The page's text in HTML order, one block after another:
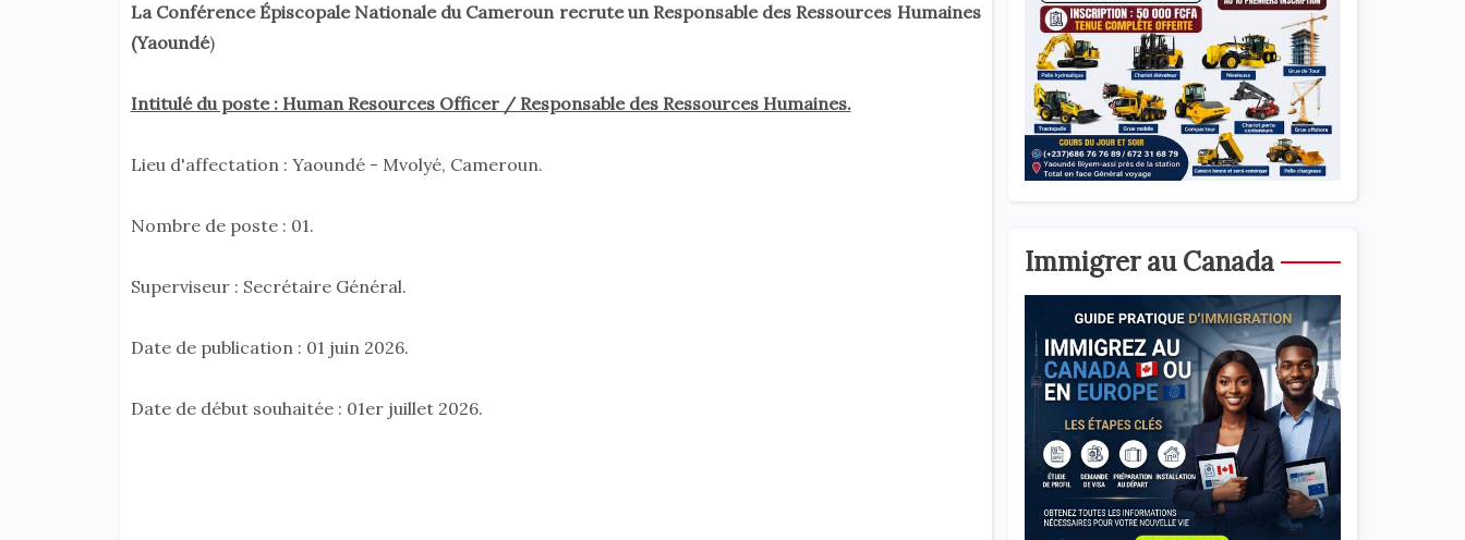
La Conférence Épiscopale Nationale du Cameroun recrute un Responsable des Ressources Humaines
(Yaoundé)
Intitulé du poste : Human Resources Officer / Responsable des Ressources Humaines.
Lieu d'affectation : Yaoundé - Mvolyé, Cameroun.
Nombre de poste : 01.
Superviseur : Secrétaire Général.
Date de publication : 01 juin 2026.
Date de début souhaitée : 01er juillet 2026.
Immigrer au Canada